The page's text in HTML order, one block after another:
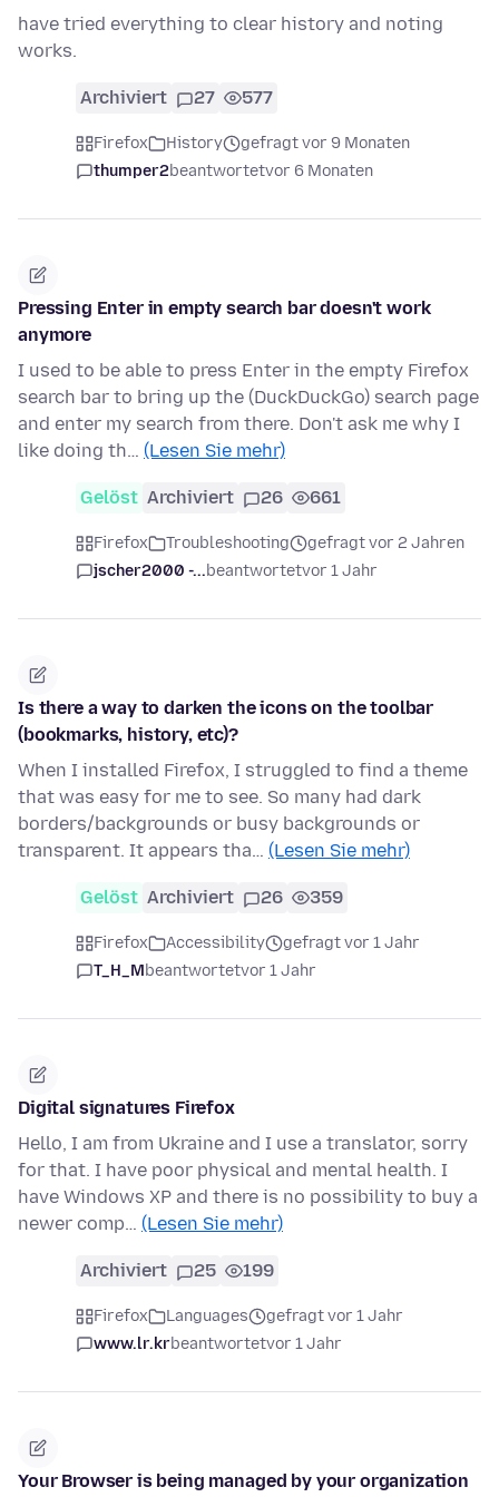
have tried everything to clear history and noting
works.
Archiviert 27 577
Firefox History
gefragt vor 9 Monaten
thumper2beantwortetvor 6 Monaten
Pressing Enter in empty search bar doesn't work
anymore
I used to be able to press Enter in the empty Firefox
search bar to bring up the (DuckDuckGo) search page
and enter my search from there. Don't ask me why I
like doing th… (Lesen Sie mehr)
Gelöst Archiviert 26 661
Firefox Troubleshooting
gefragt vor 2 Jahren
jscher2000 -...beantwortetvor 1 Jahr
Is there a way to darken the icons on the toolbar
(bookmarks, history, etc)?
When I installed Firefox, I struggled to find a theme
that was easy for me to see. So many had dark
borders/backgrounds or busy backgrounds or
transparent. It appears tha… (Lesen Sie mehr)
Gelöst Archiviert 26 359
Firefox Accessibility
gefragt vor 1 Jahr
T_H_Mbeantwortetvor 1 Jahr
Digital signatures Firefox
Hello, I am from Ukraine and I use a translator, sorry
for that. I have poor physical and mental health. I
have Windows XP and there is no possibility to buy a
newer comp… (Lesen Sie mehr)
Archiviert 25 199
Firefox Languages
gefragt vor 1 Jahr
www.lr.krbeantwortetvor 1 Jahr
Your Browser is being managed by your organization